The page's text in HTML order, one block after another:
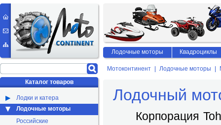
Мотоконтинент Лодочные моторы
Лодочный
Корпорация
Каталог товаров
Лодки и катера
Лодочные моторы
Российские
Лодочные моторы Квадроциклы